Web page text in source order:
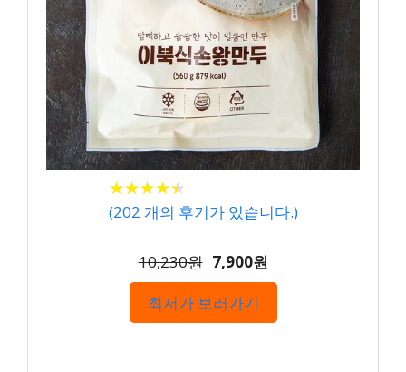
★★★★★
★★★★★
(202 개의 후기가 있습니다.)
10,230원 7,900원
최저가 보러가기